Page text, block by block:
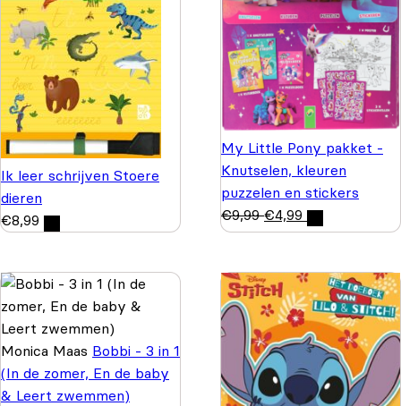
Ik leer schrijven Stoere
dieren
€8,99
My Little Pony pakket -
Knutselen, kleuren
puzzelen en stickers
€9,99 €4,99
Monica Maas Bobbi - 3 in 1
(In de zomer, En de baby
& Leert zwemmen)